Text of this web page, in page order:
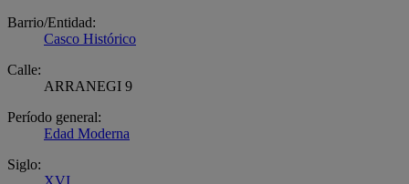
Barrio/Entidad:
Casco Histórico
Calle:
ARRANEGI 9
Período general:
Edad Moderna
Siglo:
XVI